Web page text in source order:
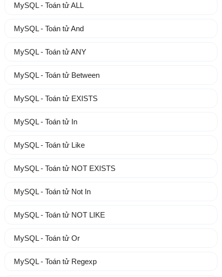
MySQL - Toán tử ALL
MySQL - Toán tử And
MySQL - Toán tử ANY
MySQL - Toán tử Between
MySQL - Toán tử EXISTS
MySQL - Toán tử In
MySQL - Toán tử Like
MySQL - Toán tử NOT EXISTS
MySQL - Toán tử Not In
MySQL - Toán tử NOT LIKE
MySQL - Toán tử Or
MySQL - Toán tử Regexp